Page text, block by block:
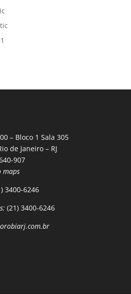
– Bloco 1 Sala 305
de Janeiro – RJ
907
maps
3400-6246
(21) 3400-6246